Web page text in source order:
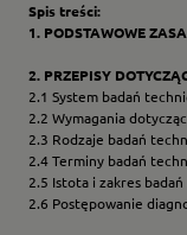
Spis treści:
1. PODSTAWOWE
2. PRZEPISY
2.1 System badań
2.2 Wymagania
2.3 Rodzaje badań
2.4 Terminy badań
2.5 Istota i zakres
2.6 Postępowanie